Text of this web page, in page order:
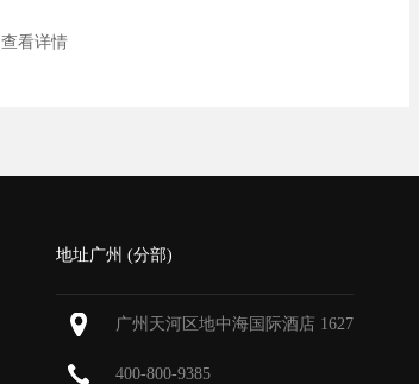
查看详情
地址广州 (分部)
广州天河区地中海国际酒店 1627
400-800-9385